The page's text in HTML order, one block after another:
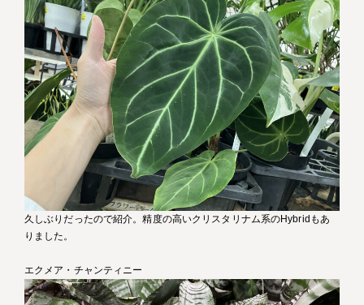
久しぶりだったので紹介。精度の高いクリスタリナム系のHybridもあ
りました。
エクメア・チャンティニー